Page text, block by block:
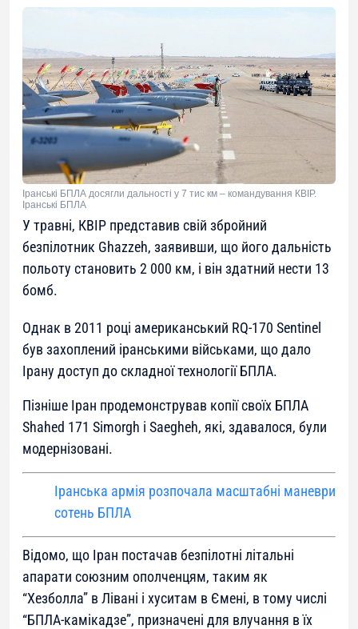
Іранські БПЛА досягли дальності у 7 тис км – командування КВІР.
Іранські БПЛА
У травні, КВІР представив свій збройний
безпілотник Ghazzeh, заявивши, що його дальність
польоту становить 2 000 км, і він здатний нести 13
бомб.
Однак в 2011 році американський RQ-170 Sentinel
був захоплений іранськими військами, що дало
Ірану доступ до складної технології БПЛА.
Пізніше Іран продемонстрував копії своїх БПЛА
Shahed 171 Simorgh і Saegheh, які, здавалося, були
модернізовані.
Іранська армія розпочала масштабні маневри
сотень БПЛА
Відомо, що Іран постачав безпілотні літальні
апарати союзним ополченцям, таким як
“Хезболла” в Лівані і хуситам в Ємені, в тому числі
“БПЛА-камікадзе”, призначені для влучання в їх